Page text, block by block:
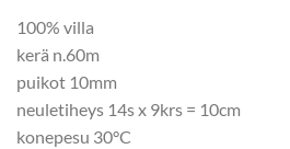
100% villa
kerä n.60m
puikot 10mm
neuletiheys 14s x 9krs = 10cm
konepesu 30°C